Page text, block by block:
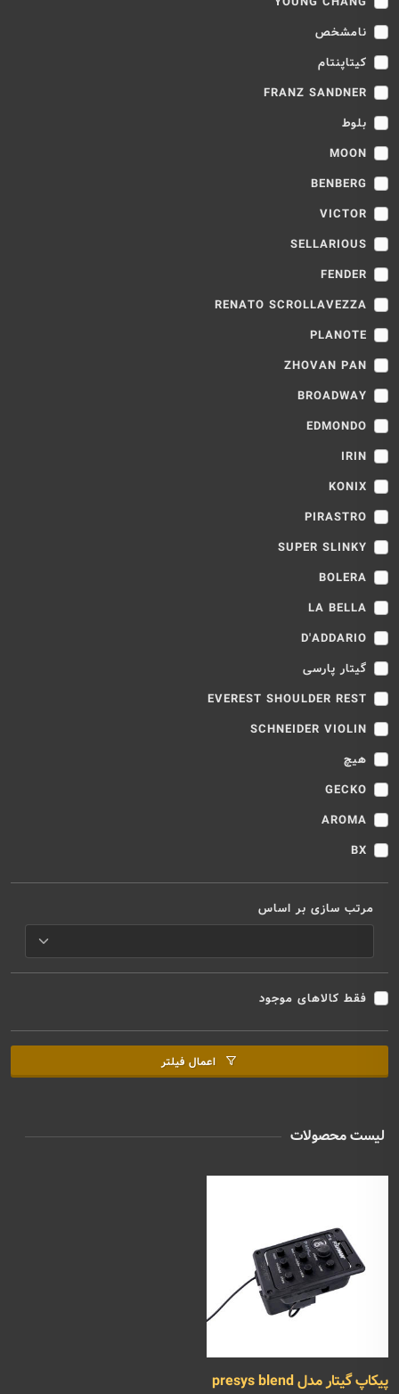
نامشخص
کیتاپنتام
FRANZ SANDNER
بلوط
MOON
BENBERG
VICTOR
SELLARIOUS
FENDER
RENATO SCROLLAVEZZA
PLANOTE
ZHOVAN PAN
BROADWAY
EDMONDO
IRIN
KONIX
PIRASTRO
SUPER SLINKY
BOLERA
LA BELLA
D'ADDARIO
گیتار پارسی
EVEREST SHOULDER REST
SCHNEIDER VIOLIN
هیچ
GECKO
AROMA
BX
مرتب سازی بر اساس
فقط کالاهای موجود
اعمال فیلتر
لیست محصولات
پیکاپ گیتار مدل presys blend